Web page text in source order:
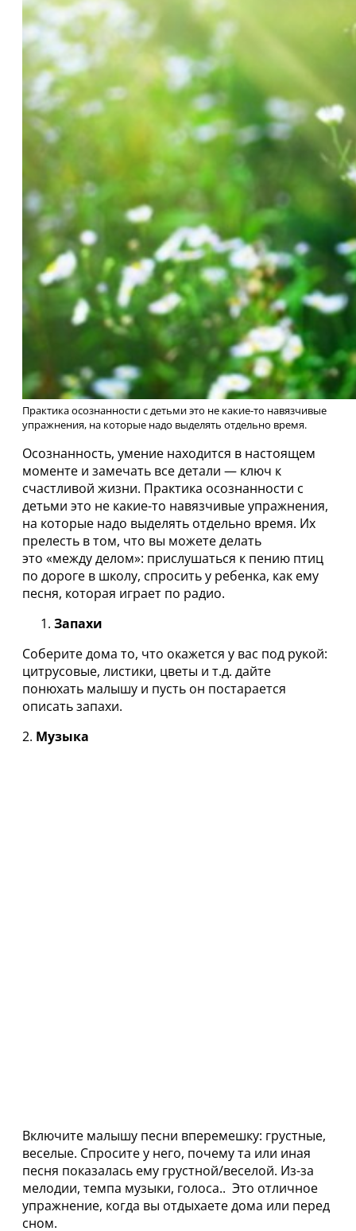
Практика осознанности с детьми это не какие-то навязчивые
упражнения, на которые надо выделять отдельно время.
Осознанность, умение находится в настоящем
моменте и замечать все детали — ключ к
счастливой жизни. Практика осознанности с
детьми это не какие-то навязчивые упражнения,
на которые надо выделять отдельно время. Их
прелесть в том, что вы можете делать
это «между делом»: прислушаться к пению птиц
по дороге в школу, спросить у ребенка, как ему
песня, которая играет по радио.
Запахи
Соберите дома то, что окажется у вас под рукой:
цитрусовые, листики, цветы и т.д. дайте
понюхать малышу и пусть он постарается
описать запахи.
2. Музыка
Включите малышу песни вперемешку: грустные,
веселые. Спросите у него, почему та или иная
песня показалась ему грустной/веселой. Из-за
мелодии, темпа музыки, голоса.. Это отличное
упражнение, когда вы отдыхаете дома или перед
сном.